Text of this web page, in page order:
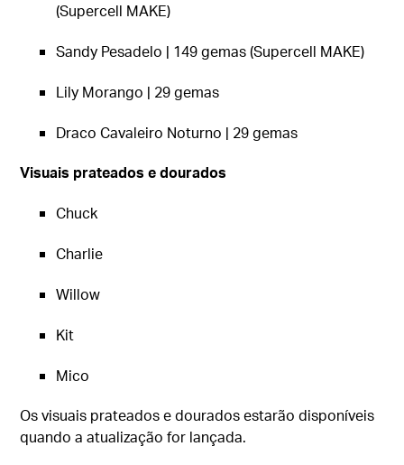
(Supercell MAKE)
Sandy Pesadelo | 149 gemas (Supercell MAKE)
Lily Morango | 29 gemas
Draco Cavaleiro Noturno | 29 gemas
Visuais prateados e dourados
Chuck
Charlie
Willow
Kit
Mico
Os visuais prateados e dourados estarão disponíveis
quando a atualização for lançada.